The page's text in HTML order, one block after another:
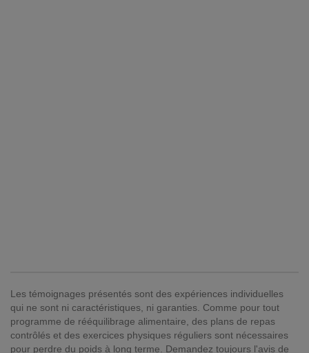
Les témoignages présentés sont des expériences individuelles
qui ne sont ni caractéristiques, ni garanties. Comme pour tout
programme de rééquilibrage alimentaire, des plans de repas
contrôlés et des exercices physiques réguliers sont nécessaires
pour perdre du poids à long terme. Demandez toujours l'avis de